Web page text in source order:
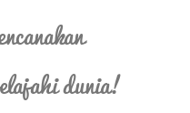
dunia!